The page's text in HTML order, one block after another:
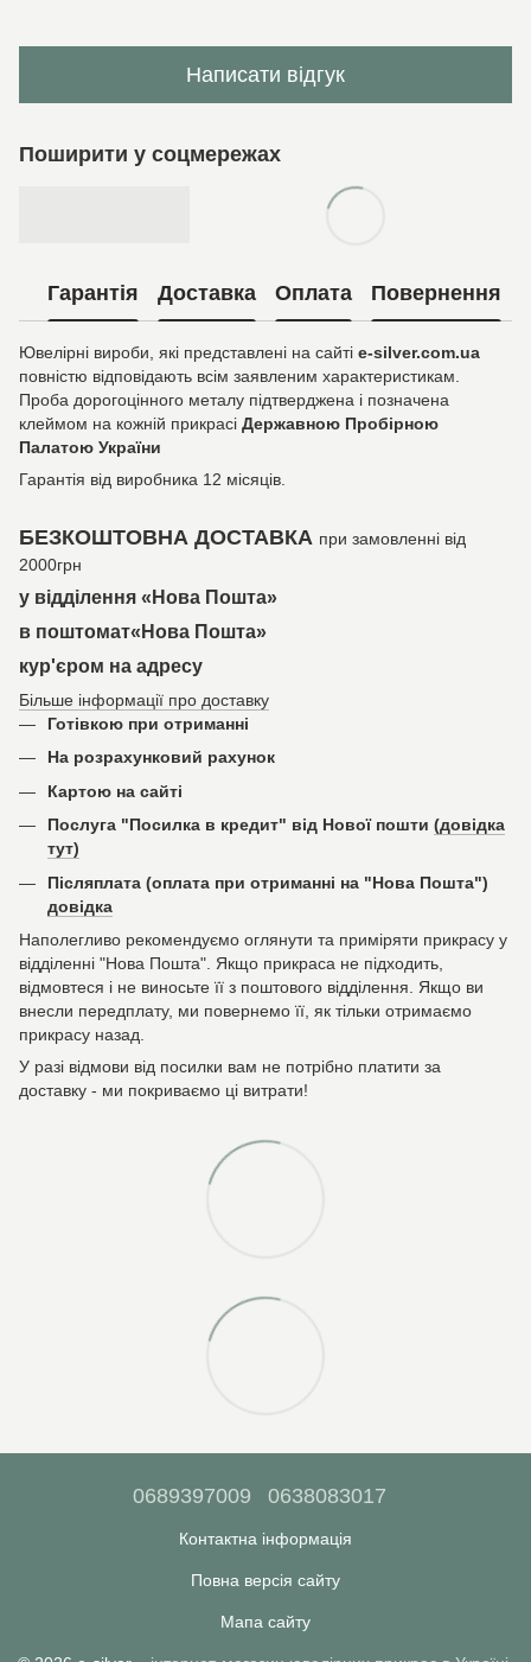
Написати відгук
Поширити у соцмережах
Гарантія Доставка Оплата Повернення
Ювелірні вироби, які представлені на сайті e-silver.com.ua
повністю відповідають всім заявленим характеристикам.
Проба дорогоцінного металу підтверджена і позначена
клеймом на кожній прикрасі Державною Пробірною
Палатою України
Гарантія від виробника 12 місяців.
БЕЗКОШТОВНА ДОСТАВКА при замовленні від
2000грн
у відділення «Нова Пошта»
в поштомат«Нова Пошта»
кур'єром на адресу
Більше інформації про доставку
Готівкою при отриманні
На розрахунковий рахунок
Картою на сайті
Послуга "Посилка в кредит" від Нової пошти (довідка
тут)
Післяплата (оплата при отриманні на "Нова Пошта")
довідка
Наполегливо рекомендуємо оглянути та приміряти прикрасу у
відділенні "Нова Пошта". Якщо прикраса не підходить,
відмовтеся і не виносьте її з поштового відділення. Якщо ви
внесли передплату, ми повернемо її, як тільки отримаємо
прикрасу назад.
У разі відмови від посилки вам не потрібно платити за
доставку - ми покриваємо ці витрати!
0689397009 0638083017
Контактна інформація
Повна версія сайту
Мапа сайту